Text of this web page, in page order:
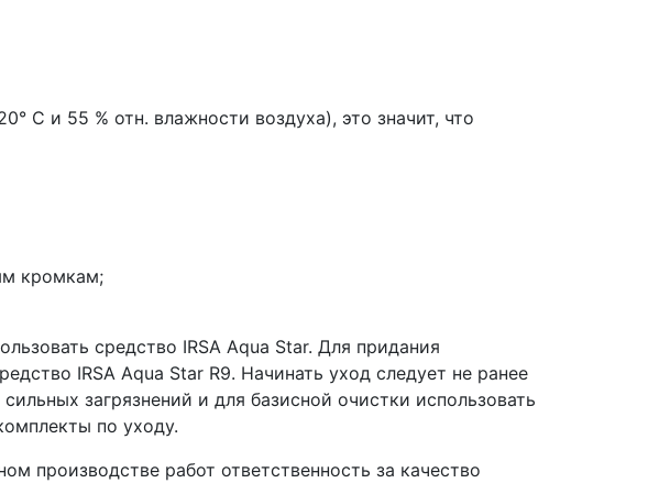
C и 55 % отн. влажности воздуха), это значит, что
кромкам;
средство IRSA Aqua Star. Для придания
IRSA Aqua Star R9. Начинать уход следует не ранее
загрязнений и для базисной очистки использовать
по уходу.
производстве работ ответственность за качество